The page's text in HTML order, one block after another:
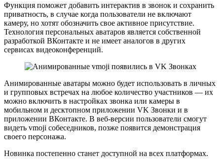
Функция поможет добавить интерактив в звонок и сохранить
приватность, в случае когда пользователи не включают
камеру, но хотят обозначить свое активное присутствие.
Технология персональных аватаров является собственной
разработкой ВКонтакте и не имеет аналогов в других
сервисах видеоконференций.
Анимированные аватары можно будет использовать в личных
и групповых встречах на любое количество участников — их
можно включить в настройках звонка или камеры в
мобильном и десктопном приложении VK Звонки и в
приложении ВКонтакте. В веб-версии пользователи смогут
видеть vmoji собеседников, позже появится демонстрация
своего персонажа.
Новинка постепенно станет доступной на всех платформах.